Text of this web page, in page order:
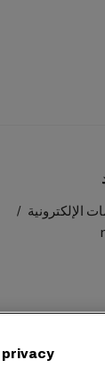
الإلكترونية
privacy